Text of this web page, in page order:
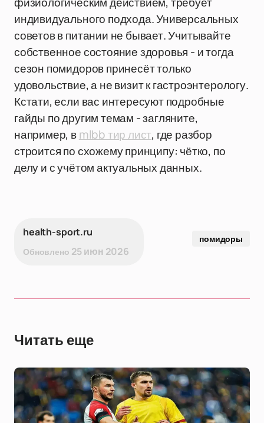
индивидуального подхода. Универсальных
советов в питании не бывает. Учитывайте
собственное состояние здоровья - и тогда
сезон помидоров принесёт только
удовольствие, а не визит к гастроэнтерологу.
Кстати, если вас интересуют подробные
гайды по другим темам - загляните,
например, вmlbb тир лист, где разбор
строится по схожему принципу: чётко, по
делу и с учётом актуальных данных.
health-sport.ru
Обновлено 25 июн 2026
помидоры
Читать еще